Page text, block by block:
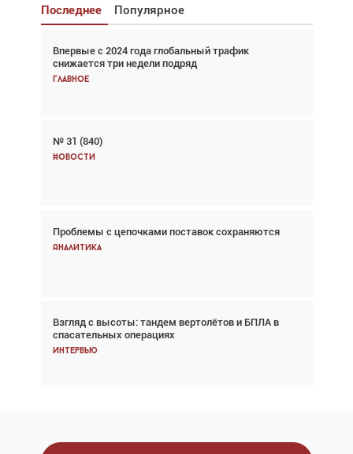
Последнее Популярное
Впервые с 2024 года глобальный трафик
снижается три недели подряд
Главное
№ 31 (840)
Новости
Проблемы с цепочками поставок сохраняются
Аналитика
Взгляд с высоты: тандем вертолётов и БПЛА в
спасательных операциях
Интервью
Взгляд с высоты: тандем вертолётов и БПЛА в
спасательных операциях
Главное
Авиационный фотограф Дэйв Кох: «Фотография
говорит сама за себя... а ИИ всё портит»
Впервые с 2024 года глобальный трафик
снижается три недели подряд
Частный самолёт – это актив. Подходите к
покупке соответствующим образом
Интервью